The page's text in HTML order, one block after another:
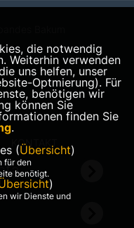
Bakum
KONTAKT
die notwendig
Weiterhin verwenden
uns helfen, unser
Optmierung). Für
benötigen wir
können Sie
finden Sie
.
(Übersicht)
für den
benötigt.
)
wir Dienste und